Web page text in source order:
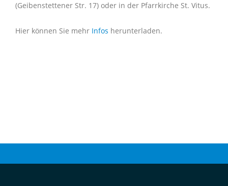
(Geibenstettener Str. 17) oder in der Pfarrkirche St. Vitus.
Hier können Sie mehr Infos herunterladen.